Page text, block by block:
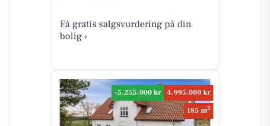
Få gratis salgsvurdering på din
bolig ›
-5.255.000 kr
4.995.000 kr
185 m2